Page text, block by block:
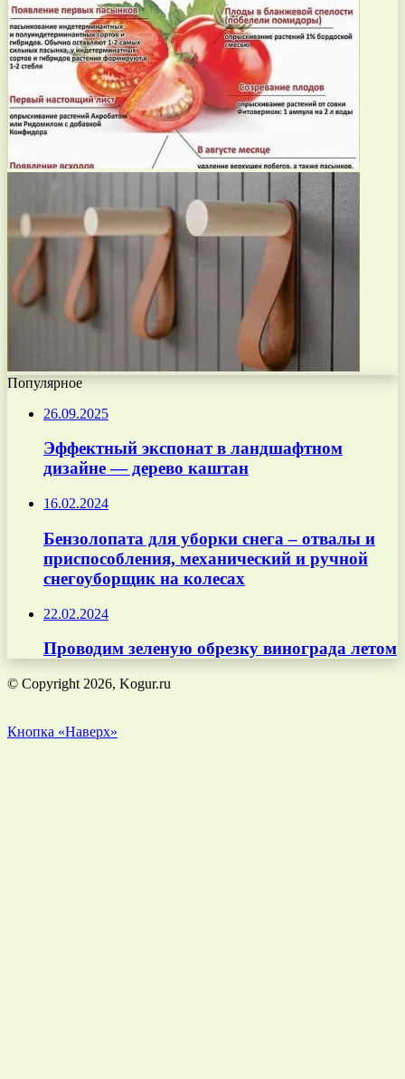
Популярное
26.09.2025
Эффектный экспонат в ландшафтном
дизайне — дерево каштан
16.02.2024
Бензолопата для уборки снега – отвалы и
приспособления, механический и ручной
снегоуборщик на колесах
22.02.2024
Проводим зеленую обрезку винограда летом
© Copyright 2026, Kogur.ru
Кнопка «Наверх»